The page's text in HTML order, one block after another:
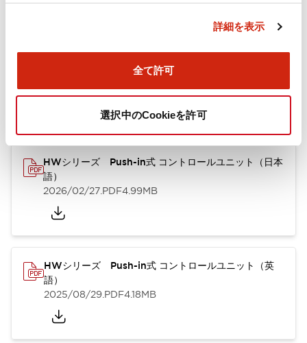
詳細を表示
全て許可
選択中のCookieを許可
ドキュメントとファイル
HWシリーズ Push-in式 コントロールユニット（日本
語）
2026/02/27.PDF4.99MB
HWシリーズ Push-in式 コントロールユニット（英
語）
2025/08/29.PDF4.18MB